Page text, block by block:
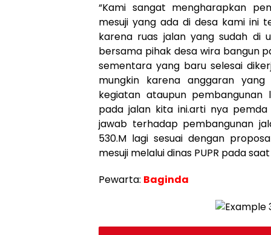
“Kami sangat mengharapkan
mesuji yang ada di desa kami ini
karena ruas jalan yang sudah di
bersama pihak desa wira bangun
sementara yang baru selesai
mungkin karena anggaran
kegiatan ataupun
pada jalan kita ini.arti nya
jawab terhadap pembangunan
530.M lagi sesuai dengan
mesuji melalui dinas PUPR pada
Pewarta: Baginda